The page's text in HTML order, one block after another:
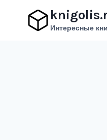
содержимому
Интересные